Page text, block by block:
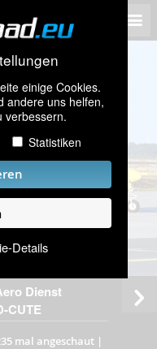
einige Cookies.
andere uns helfen,
verbessern.
Statistiken
Details
Dienst
CUTE
mal angeschaut |